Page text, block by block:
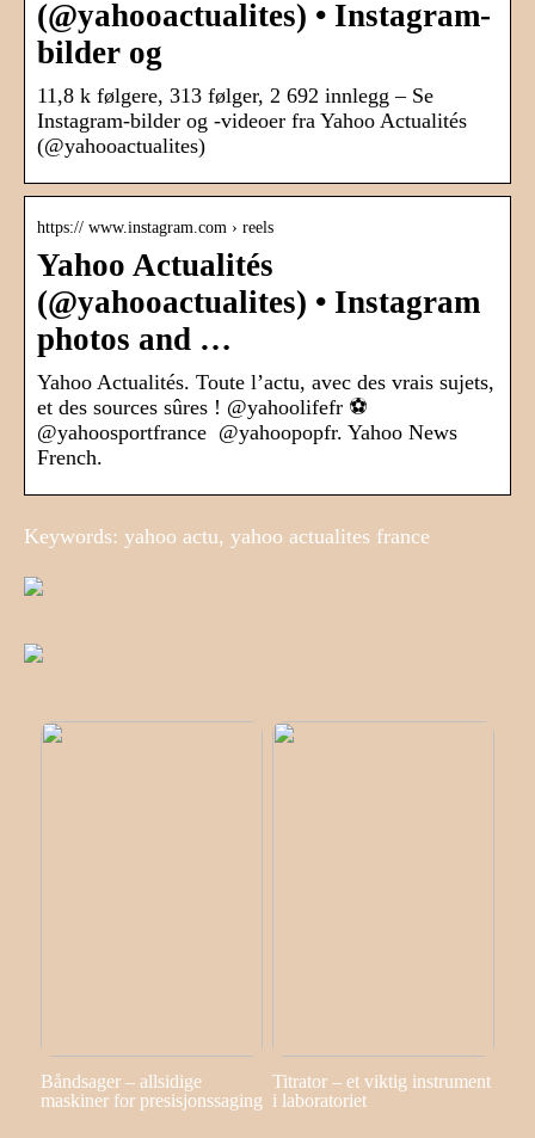
(@yahooactualites) • Instagram-
bilder og
11,8 k følgere, 313 følger, 2 692 innlegg – Se
Instagram-bilder og -videoer fra Yahoo Actualités
(@yahooactualites)
https:// www.instagram.com › reels
Yahoo Actualités
(@yahooactualites) • Instagram
photos and …
Yahoo Actualités. Toute l’actu, avec des vrais sujets,
et des sources sûres ! @yahoolifefr ⚽️
@yahoosportfrance ‍ @yahoopopfr. Yahoo News
French.
Keywords: yahoo actu, yahoo actualites france
Båndsager – allsidige
maskiner for presisjonssaging
Titrator – et viktig instrument
i laboratoriet